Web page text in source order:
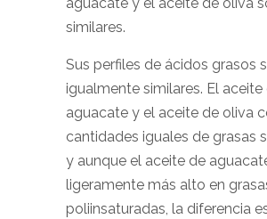
similares.
Sus perfiles de ácidos grasos
igualmente similares. El aceite
aguacate y el aceite de oliva
cantidades iguales de grasas
y aunque el aceite de
ligeramente más alto en
poliinsaturadas, la diferencia